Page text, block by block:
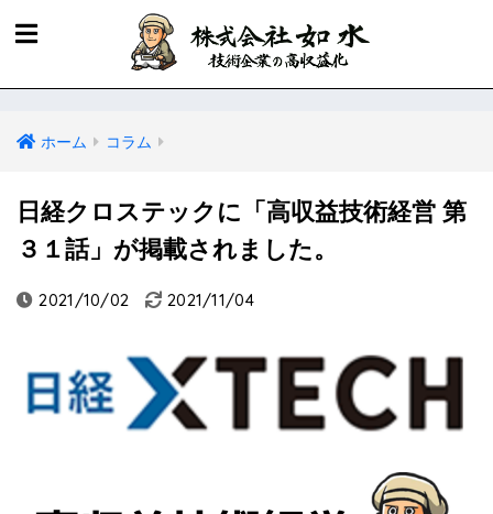
ホーム コラム
日経クロステックに「高収益技術経営 第
３１話」が掲載されました。
2021/10/02 2021/11/04